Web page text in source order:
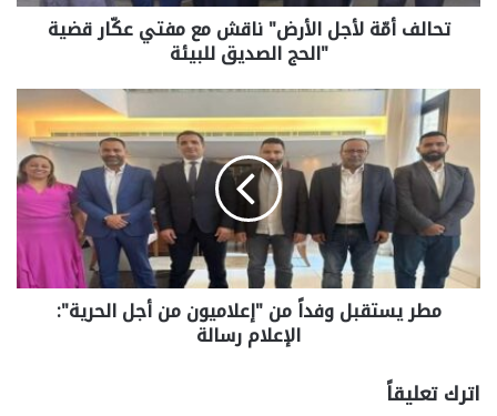
تحالف أمّة لأجل الأرض" ناقش مع مفتي عكّار قضية
"الحج الصديق للبيئة
‏مطر يستقبل وفداً من "إعلاميون من أجل الحرية":
الإعلام رسالة
اترك تعليقاً